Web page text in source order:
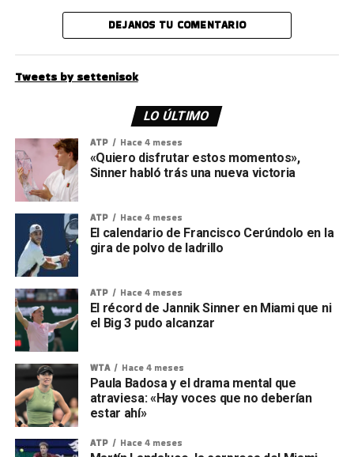
DEJANOS TU COMENTARIO
Tweets by settenisok
LO ÚLTIMO
ATP Hace 4 meses
«Quiero disfrutar estos momentos»,
Sinner habló trás una nueva victoria
ATP Hace 4 meses
El calendario de Francisco Cerúndolo en la
gira de polvo de ladrillo
ATP Hace 4 meses
El récord de Jannik Sinner en Miami que ni
el Big 3 pudo alcanzar
WTA Hace 4 meses
Paula Badosa y el drama mental que
atraviesa: «Hay voces que no deberían
estar ahí»
ATP Hace 4 meses